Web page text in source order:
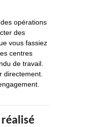
opérations
des
vous fassiez
centres
de travail.
directement.